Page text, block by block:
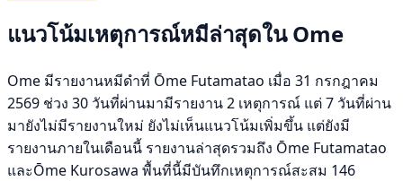
แนวโน้มเหตุการณ์หมีล่าสุดใน Ome
Ome มีรายงานหมีดำที่ Ōme Futamatao เมื่อ 31 กรกฎาคม
2569 ช่วง 30 วันที่ผ่านมามีรายงาน 2 เหตุการณ์ แต่ 7 วันที่ผ่าน
มายังไม่มีรายงานใหม่ ยังไม่เห็นแนวโน้มเพิ่มขึ้น แต่ยังมี
รายงานภายในเดือนนี้ รายงานล่าสุดรวมถึง Ōme Futamatao
และŌme Kurosawa พื้นที่นี้มีบันทึกเหตุการณ์สะสม 146